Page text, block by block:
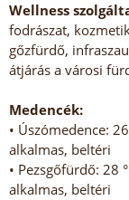
Wellness
fodrászat,
gőzfürdő,
átjárás a városi
Medencék:
• Úszómedence:
alkalmas, beltéri
• Pezsgőfürdő: 28
alkalmas, beltéri